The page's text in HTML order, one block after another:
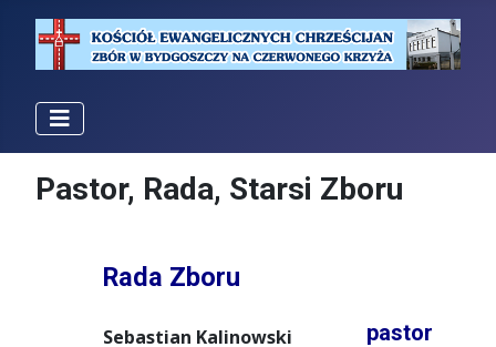
Pastor, Rada, Starsi Zboru
Rada Zboru
Sebastian Kalinowski pastor